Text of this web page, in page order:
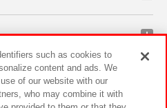
such as cookies to
content and ads. We
of our website with our
who may combine it with